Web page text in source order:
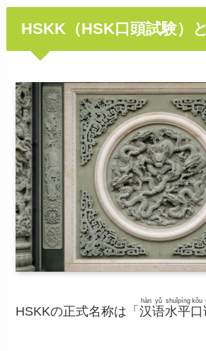
HSKK（HSK口頭試験）
HSKKの正式名称は「汉
hàn
语
yǔ
水
shuǐ
平
píng
口
kǒu